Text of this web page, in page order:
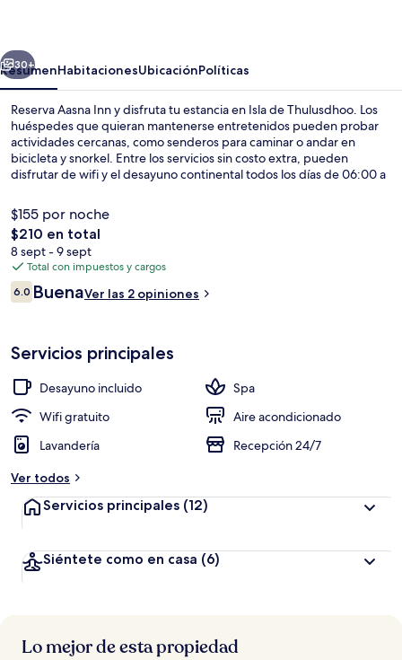
Siguiente
30+
ResumenHabitacionesUbicaciónPolíticas
Reserva Aasna Inn y disfruta tu estancia en Isla de Thulusdhoo. Los
huéspedes que quieran mantenerse entretenidos pueden probar
actividades cercanas, como senderos para caminar o andar en
bicicleta y snorkel. Entre los servicios sin costo extra, pueden
disfrutar de wifi y el desayuno continental todos los días de 06:00 a
huéspedes de lujo son su servicio de traslado desde/hacia la playa,
su terraza y su jardín.
$155 por noche
El
precio
total
es
de
$210 en total
8 sept - 9 sept
Total con impuestos y cargos
Opiniones
6.06.0 de 10,
BuenaVer las 2 opiniones
Servicios principales
Desayuno incluido
Spa
Wifi gratuito
Aire acondicionado
Lavandería
Recepción 24/7
Ver todos
Servicios principales (12)
Siéntete como en casa (6)
Lo mejor de esta propiedad